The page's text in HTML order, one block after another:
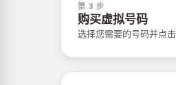
第 3 步
购买虚拟号码
选择您需要的号码并点